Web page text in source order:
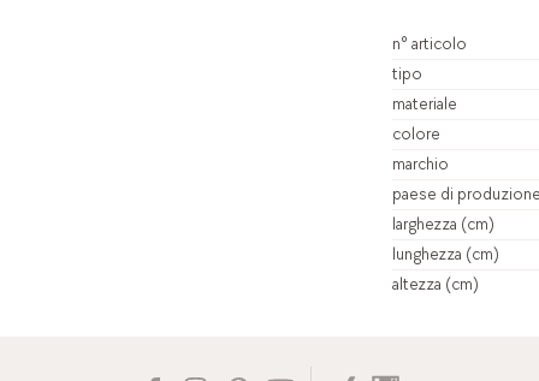
n° articolo
tipo
materiale
colore
marchio
paese di
larghezza (cm)
lunghezza (cm)
altezza (cm)